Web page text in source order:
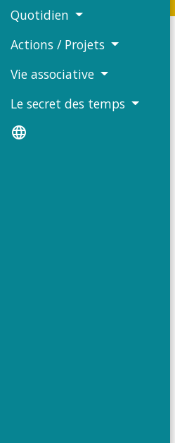
Quotidien
Actions / Projets
Vie associative
Le secret des temps
language